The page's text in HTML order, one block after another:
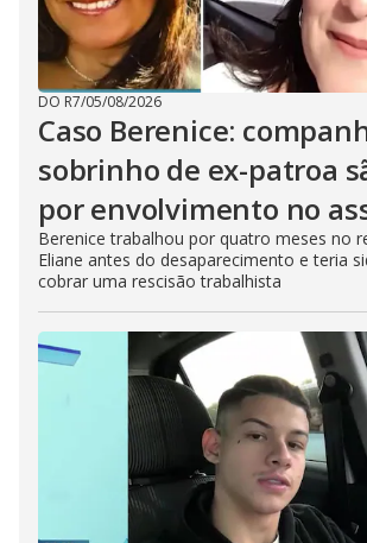
DO R7/05/08/2026
Caso Berenice:
sobrinho de ex-patroa
por envolvimento no
Berenice trabalhou por quatro meses no
Eliane antes do desaparecimento e teria
cobrar uma rescisão trabalhista